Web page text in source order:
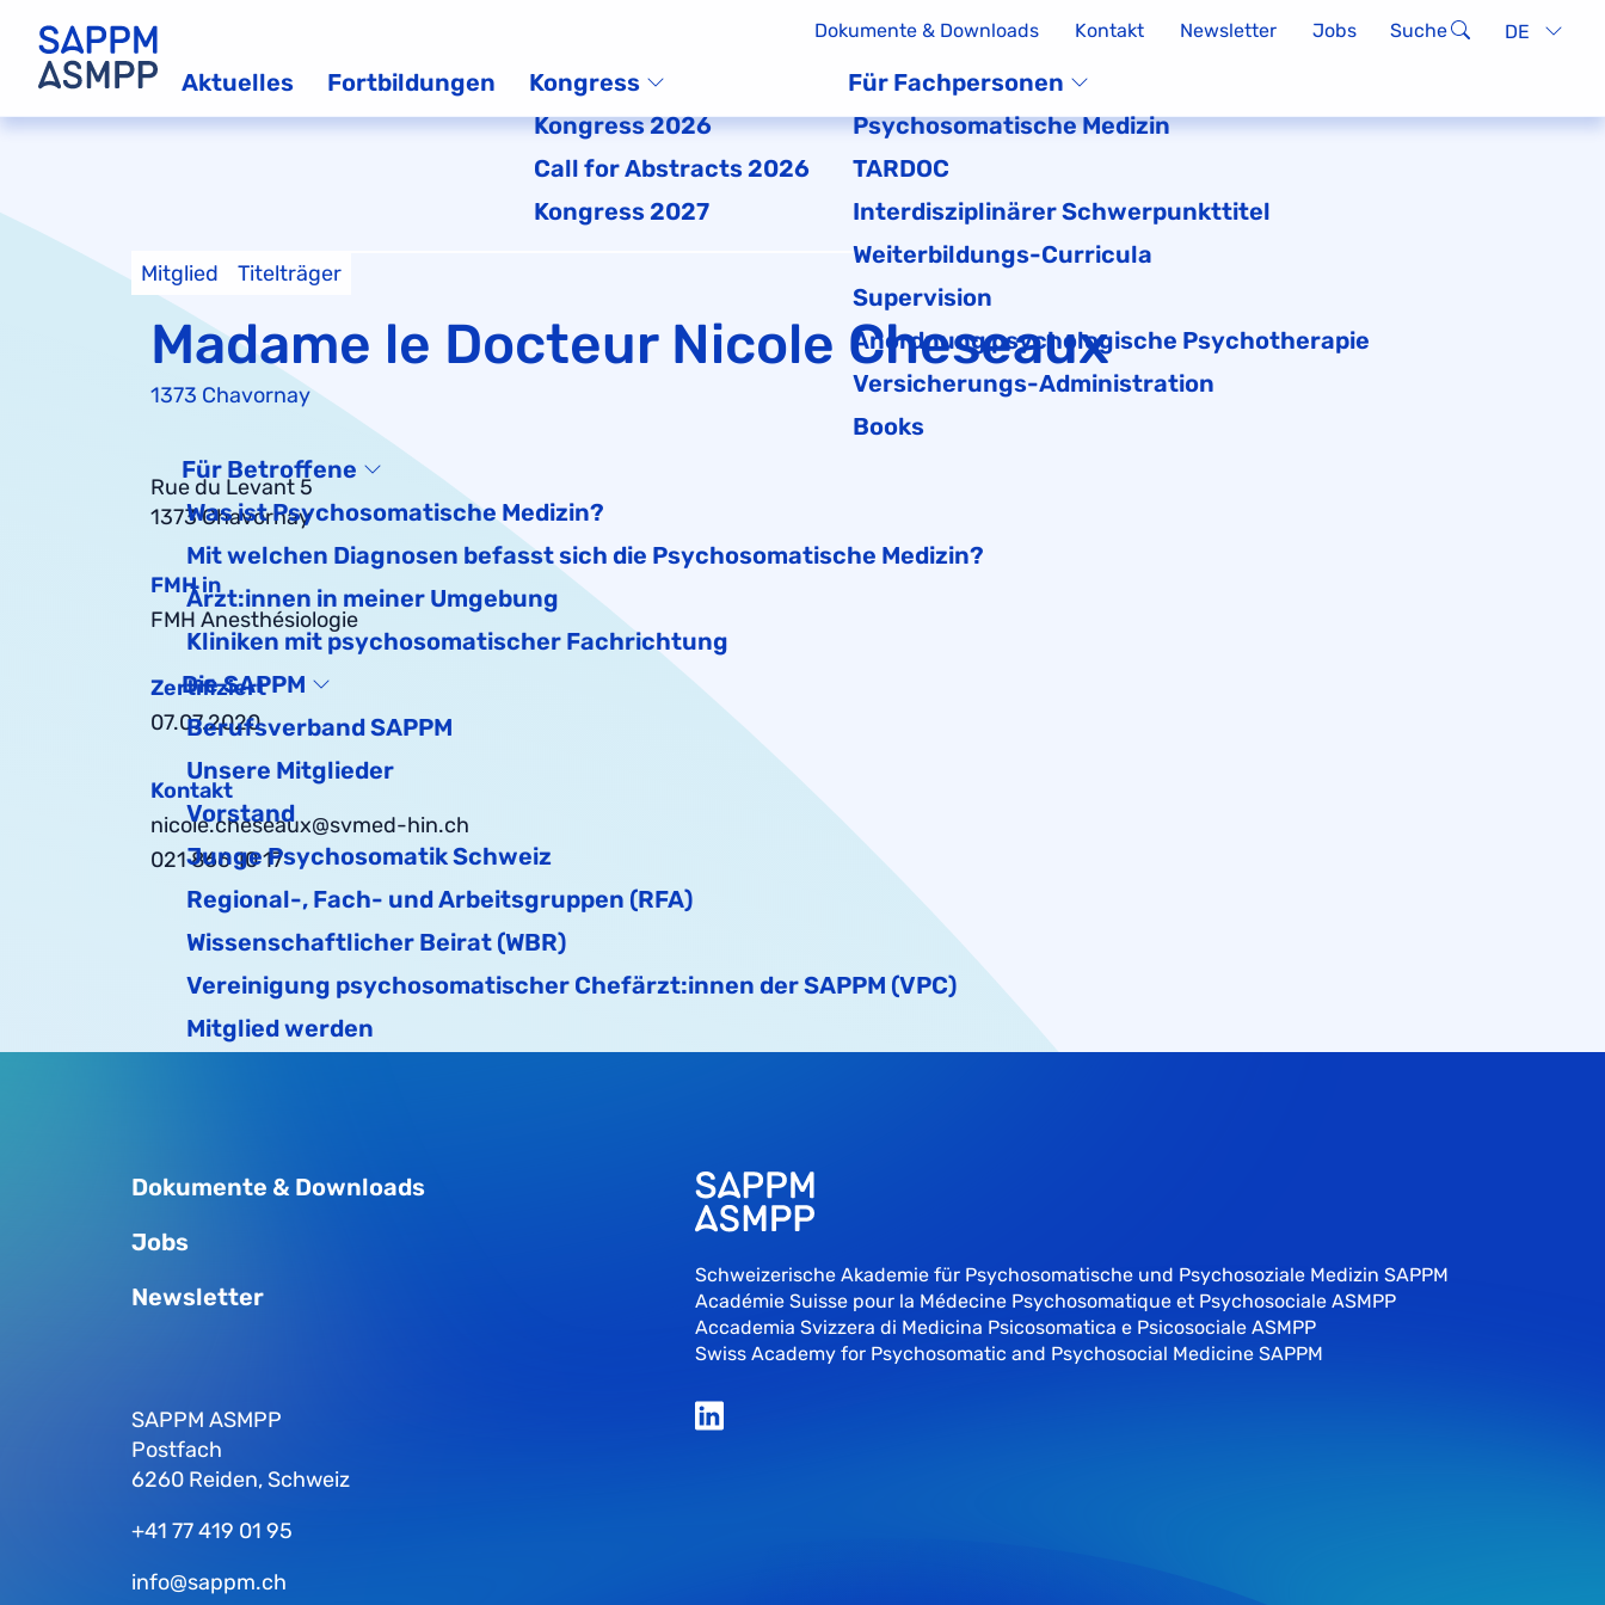
Dokumente & Downloads Kontakt Newsletter Jobs Suche DE
Aktuelles Fortbildungen
Kongress
Kongress 2026
Call for Abstracts 2026
Kongress 2027
Für Fachpersonen
Psychosomatische Medizin
TARDOC
Interdisziplinärer Schwerpunkttitel
Weiterbildungs-Curricula
Supervision
Anordnung psychologische Psychotherapie
Versicherungs-Administration
Books
Für Betroffene
Was ist Psychosomatische Medizin?
Mit welchen Diagnosen befasst sich die Psychosomatische Medizin?
Ärzt:innen in meiner Umgebung
Kliniken mit psychosomatischer Fachrichtung
Die SAPPM
Berufsverband SAPPM
Unsere Mitglieder
Vorstand
Junge Psychosomatik Schweiz
Regional-, Fach- und Arbeitsgruppen (RFA)
Wissenschaftlicher Beirat (WBR)
Vereinigung psychosomatischer Chefärzt:innen der SAPPM (VPC)
Mitglied werden
Mitglied Titelträger
Madame le Docteur Nicole Cheseaux
1373 Chavornay
Rue du Levant 5
1373 Chavornay
FMH in
FMH Anesthésiologie
Zertifiziert
07.07.2020
Kontakt
nicole.cheseaux@svmed-hin.ch
021 866 10 17
Dokumente & Downloads
Jobs
Newsletter
SAPPM ASMPP
Postfach
6260 Reiden, Schweiz
+41 77 419 01 95
info@sappm.ch
Schweizerische Akademie für Psychosomatische und Psychosoziale Medizin SAPPM
Académie Suisse pour la Médecine Psychosomatique et Psychosociale ASMPP
Accademia Svizzera di Medicina Psicosomatica e Psicosociale ASMPP
Swiss Academy for Psychosomatic and Psychosocial Medicine SAPPM